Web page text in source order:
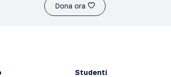
Dona ora
Studenti